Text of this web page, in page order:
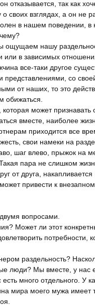
отказывается, так как
своих взглядах, а он не
в нашем поведении, в
ощущаем нашу
в зависимых
все-таки другое
со
от наших, то это
обижаться.
может признавать
вместе, наиболее
приходится все
свои намеки на
шаг влево, прыжок на
пара не слишком
от друга,
привести к
вопросами.
Может ли этот
потребности,
раздельность?
люди? Мы вместе, у нас
много отдельного. У
мира моего мужа имеет